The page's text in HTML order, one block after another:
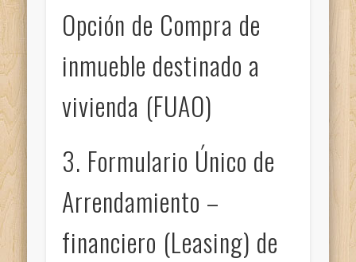
Opción de Compra de
inmueble destinado a
vivienda (FUAO)
3. Formulario Único de
Arrendamiento –
financiero (Leasing) de